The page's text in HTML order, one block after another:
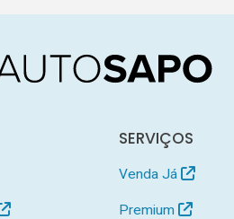
SERVIÇOS
Venda Já
Premium